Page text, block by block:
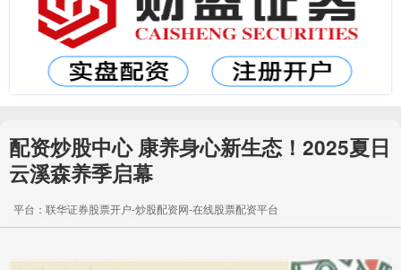
配资炒股中心 康养身心新生态！2025夏日
云溪森养季启幕
平台：联华证券股票开户-炒股配资网-在线股票配资平台